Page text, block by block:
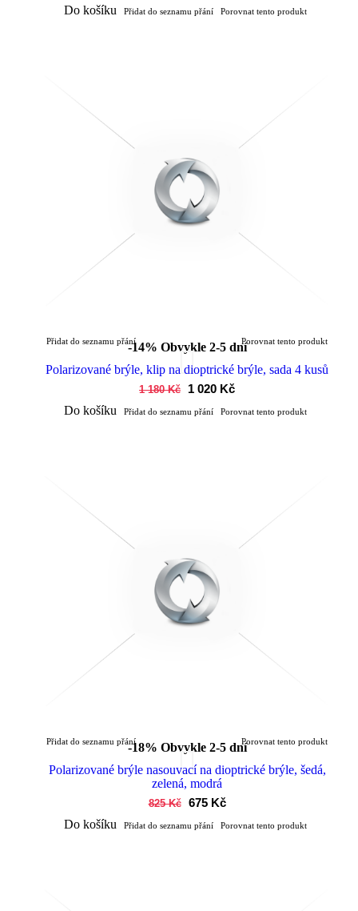
Do košíku
Přidat do seznamu přání Porovnat tento produkt
-14% Obvykle 2-5 dní
Přidat do seznamu přání Porovnat tento produkt
Polarizované brýle, klip na dioptrické brýle, sada 4 kusů
1 180 Kč
1 020 Kč
Do košíku
Přidat do seznamu přání Porovnat tento produkt
-18% Obvykle 2-5 dní
Přidat do seznamu přání Porovnat tento produkt
Polarizované brýle nasouvací na dioptrické brýle, šedá,
zelená, modrá
825 Kč
675 Kč
Do košíku
Přidat do seznamu přání Porovnat tento produkt